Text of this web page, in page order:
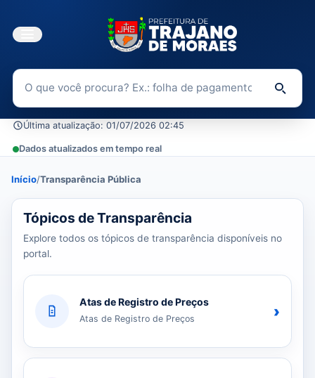
Buscar no Portal da Transparência
Última atualização: 01/07/2026 02:45
Dados atualizados em tempo real
Início/Transparência Pública
39 tópicos carregados do banco de dados.
Tópicos de Transparência
Explore todos os tópicos de transparência disponíveis no
portal.
Atas de Registro de Preços
Atas de Registro de Preços ›